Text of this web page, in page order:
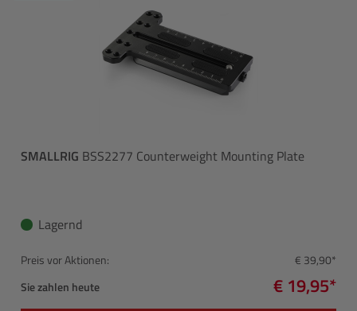
SMALLRIG BSS2277 Counterweight Mounting Plate
Lagernd
Preis vor Aktionen:
€ 39,90*
Sie zahlen heute
€ 19,95*